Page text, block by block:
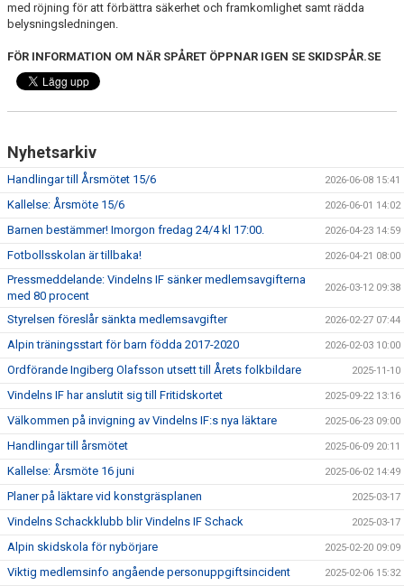
FRITIDSKORTET
med röjning för att förbättra säkerhet och framkomlighet samt rädda
belysningsledningen.
FÖR INFORMATION OM NÄR SPÅRET ÖPPNAR IGEN SE SKIDSPÅR.SE
Nyhetsarkiv
Handlingar till Årsmötet 15/6 2026-06-08 15:41
Kallelse: Årsmöte 15/6 2026-06-01 14:02
Barnen bestämmer! Imorgon fredag 24/4 kl 17:00. 2026-04-23 14:59
Fotbollsskolan är tillbaka! 2026-04-21 08:00
Pressmeddelande: Vindelns IF sänker medlemsavgifterna
med 80 procent
2026-03-12 09:38
Styrelsen föreslår sänkta medlemsavgifter 2026-02-27 07:44
Alpin träningsstart för barn födda 2017-2020 2026-02-03 10:00
Ordförande Ingiberg Olafsson utsett till Årets folkbildare 2025-11-10
Vindelns IF har anslutit sig till Fritidskortet 2025-09-22 13:16
Välkommen på invigning av Vindelns IF:s nya läktare 2025-06-23 09:00
Handlingar till årsmötet 2025-06-09 20:11
Kallelse: Årsmöte 16 juni 2025-06-02 14:49
Planer på läktare vid konstgräsplanen 2025-03-17
Vindelns Schackklubb blir Vindelns IF Schack 2025-03-17
Alpin skidskola för nybörjare 2025-02-20 09:09
Viktig medlemsinfo angående personuppgiftsincident 2025-02-06 15:32